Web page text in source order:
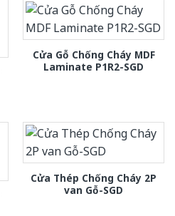
Cửa Gỗ Chống Cháy MDF
Laminate P1R2-SGD
Cửa Thép Chống Cháy 2P
van Gỗ-SGD